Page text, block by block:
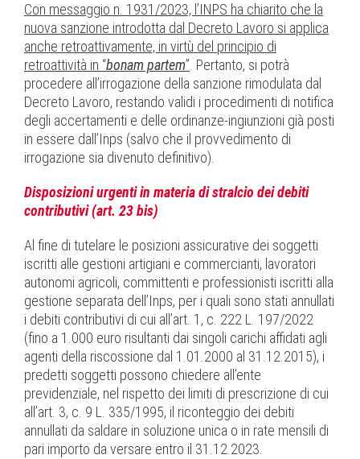
Con messaggio n. 1931/2023, l’INPS ha chiarito che la
nuova sanzione introdotta dal Decreto Lavoro si applica
anche retroattivamente, in virtù del principio di
retroattività in “bonam partem”. Pertanto, si potrà
procedere all’irrogazione della sanzione rimodulata dal
Decreto Lavoro, restando validi i procedimenti di notifica
degli accertamenti e delle ordinanze-ingiunzioni già posti
in essere dall’Inps (salvo che il provvedimento di
irrogazione sia divenuto definitivo).
Disposizioni urgenti in materia di stralcio dei debiti
contributivi (art. 23 bis)
Al fine di tutelare le posizioni assicurative dei soggetti
iscritti alle gestioni artigiani e commercianti, lavoratori
autonomi agricoli, committenti e professionisti iscritti alla
gestione separata dell’Inps, per i quali sono stati annullati
i debiti contributivi di cui all’art. 1, c. 222 L. 197/2022
(fino a 1.000 euro risultanti dai singoli carichi affidati agli
agenti della riscossione dal 1.01.2000 al 31.12.2015), i
predetti soggetti possono chiedere all’ente
previdenziale, nel rispetto dei limiti di prescrizione di cui
all’art. 3, c. 9 L. 335/1995, il riconteggio dei debiti
annullati da saldare in soluzione unica o in rate mensili di
pari importo da versare entro il 31.12.2023.